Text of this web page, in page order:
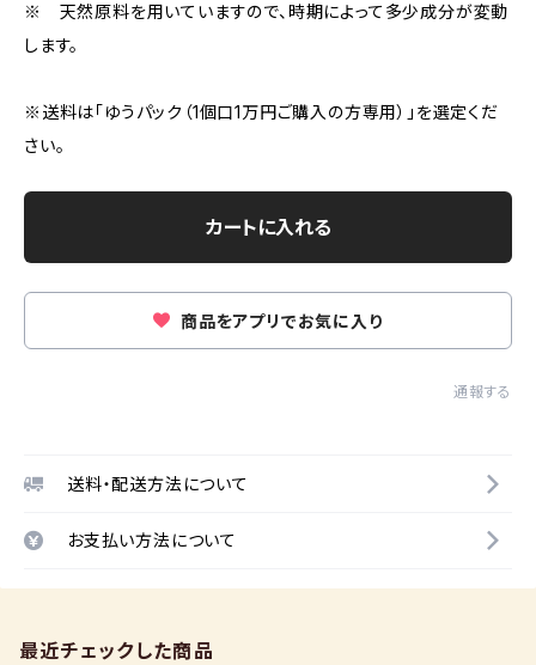
※ 天然原料を用いていますので、時期によって多少成分が変動
します。
※送料は「ゆうパック（1個口1万円ご購入の方専用）」を選定くだ
さい。
カートに入れる
商品をアプリでお気に入り
通報する
送料・配送方法について
お支払い方法について
最近チェックした商品